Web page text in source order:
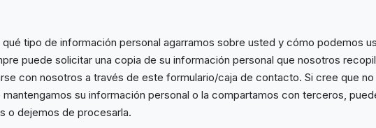
tipo de información personal agarramos sobre usted y cómo podemos
puede solicitar una copia de su información personal que nosotros
con nosotros a través de este formulario/caja de contacto. Si cree que
su información personal o la compartamos con terceros,
o dejemos de procesarla.